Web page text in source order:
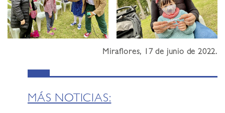
Miraflores, 17 de junio de 2022.
MÁS NOTICIAS: